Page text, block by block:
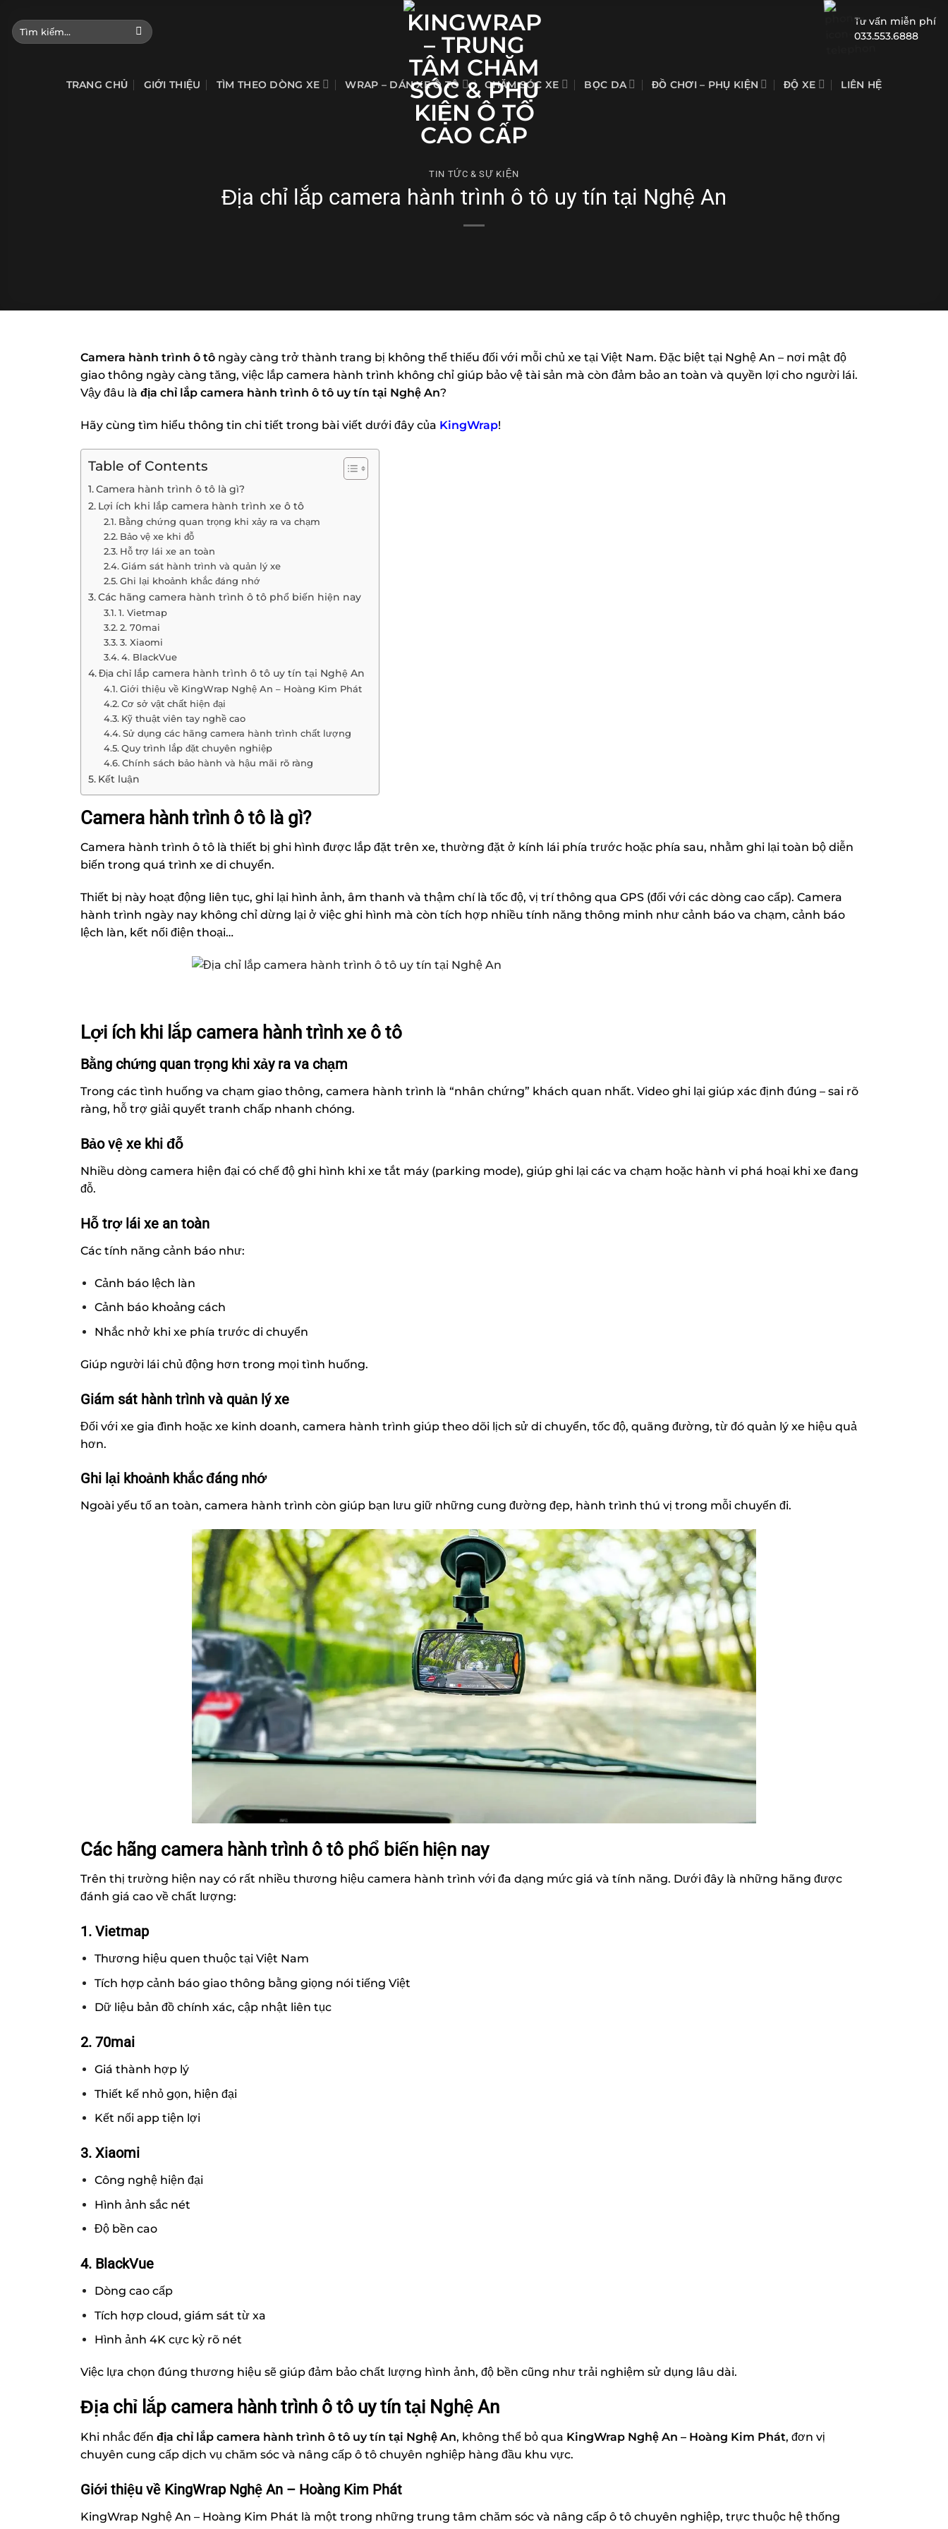
qua
nội
Tìm
kiếm:
Tư vấn miễn phí
033.553.6888
TRANG CHỦ GIỚI THIỆU TÌM THEO DÒNG XE WRAP – DÁN XE Ô TÔ CHĂM SÓC XE BỌC DA ĐỒ CHƠI – PHỤ KIỆN ĐỘ XE LIÊN HỆ
TIN TỨC & SỰ KIỆN
Địa chỉ lắp camera hành trình ô tô uy tín tại Nghệ An
Camera hành trình ô tôngày càng trở thành trang bị không thể thiếu đối với mỗi chủ xe tại Việt Nam. Đặc biệt tại Nghệ An – nơi mật độ
giao thông ngày càng tăng, việc lắp camera hành trình không chỉ giúp bảo vệ tài sản mà còn đảm bảo an toàn và quyền lợi cho người lái.
Vậy đâu là địa chỉ lắp camera hành trình ô tô uy tín tại Nghệ An?
Hãy cùng tìm hiểu thông tin chi tiết trong bài viết dưới đây của KingWrap!
Table of Contents
Camera hành trình ô tô là gì?
Lợi ích khi lắp camera hành trình xe ô tô
Bằng chứng quan trọng khi xảy ra va chạm
Bảo vệ xe khi đỗ
Hỗ trợ lái xe an toàn
Giám sát hành trình và quản lý xe
Ghi lại khoảnh khắc đáng nhớ
Các hãng camera hành trình ô tô phổ biến hiện nay
1. Vietmap
2. 70mai
3. Xiaomi
4. BlackVue
Địa chỉ lắp camera hành trình ô tô uy tín tại Nghệ An
Giới thiệu về KingWrap Nghệ An – Hoàng Kim Phát
Cơ sở vật chất hiện đại
Kỹ thuật viên tay nghề cao
Sử dụng các hãng camera hành trình chất lượng
Quy trình lắp đặt chuyên nghiệp
Chính sách bảo hành và hậu mãi rõ ràng
Kết luận
Camera hành trình ô tô là gì?
Camera hành trình ô tô là thiết bị ghi hình được lắp đặt trên xe, thường đặt ở kính lái phía trước hoặc phía sau, nhằm ghi lại toàn bộ diễn
biến trong quá trình xe di chuyển.
Thiết bị này hoạt động liên tục, ghi lại hình ảnh, âm thanh và thậm chí là tốc độ, vị trí thông qua GPS (đối với các dòng cao cấp). Camera
hành trình ngày nay không chỉ dừng lại ở việc ghi hình mà còn tích hợp nhiều tính năng thông minh như cảnh báo va chạm, cảnh báo
lệch làn, kết nối điện thoại…
Lợi ích khi lắp camera hành trình xe ô tô
Bằng chứng quan trọng khi xảy ra va chạm
Trong các tình huống va chạm giao thông, camera hành trình là “nhân chứng” khách quan nhất. Video ghi lại giúp xác định đúng – sai rõ
ràng, hỗ trợ giải quyết tranh chấp nhanh chóng.
Bảo vệ xe khi đỗ
Nhiều dòng camera hiện đại có chế độ ghi hình khi xe tắt máy (parking mode), giúp ghi lại các va chạm hoặc hành vi phá hoại khi xe đang
đỗ.
Hỗ trợ lái xe an toàn
Các tính năng cảnh báo như:
Cảnh báo lệch làn
Cảnh báo khoảng cách
Nhắc nhở khi xe phía trước di chuyển
Giúp người lái chủ động hơn trong mọi tình huống.
Giám sát hành trình và quản lý xe
Đối với xe gia đình hoặc xe kinh doanh, camera hành trình giúp theo dõi lịch sử di chuyển, tốc độ, quãng đường, từ đó quản lý xe hiệu quả
hơn.
Ghi lại khoảnh khắc đáng nhớ
Ngoài yếu tố an toàn, camera hành trình còn giúp bạn lưu giữ những cung đường đẹp, hành trình thú vị trong mỗi chuyến đi.
Các hãng camera hành trình ô tô phổ biến hiện nay
Trên thị trường hiện nay có rất nhiều thương hiệu camera hành trình với đa dạng mức giá và tính năng. Dưới đây là những hãng được
đánh giá cao về chất lượng:
1. Vietmap
Thương hiệu quen thuộc tại Việt Nam
Tích hợp cảnh báo giao thông bằng giọng nói tiếng Việt
Dữ liệu bản đồ chính xác, cập nhật liên tục
2. 70mai
Giá thành hợp lý
Thiết kế nhỏ gọn, hiện đại
Kết nối app tiện lợi
3. Xiaomi
Công nghệ hiện đại
Hình ảnh sắc nét
Độ bền cao
4. BlackVue
Dòng cao cấp
Tích hợp cloud, giám sát từ xa
Hình ảnh 4K cực kỳ rõ nét
Việc lựa chọn đúng thương hiệu sẽ giúp đảm bảo chất lượng hình ảnh, độ bền cũng như trải nghiệm sử dụng lâu dài.
Địa chỉ lắp camera hành trình ô tô uy tín tại Nghệ An
Khi nhắc đến địa chỉ lắp camera hành trình ô tô uy tín tại Nghệ An, không thể bỏ qua KingWrap Nghệ An – Hoàng Kim Phát, đơn vị
chuyên cung cấp dịch vụ chăm sóc và nâng cấp ô tô chuyên nghiệp hàng đầu khu vực.
Giới thiệu về KingWrap Nghệ An – Hoàng Kim Phát
KingWrap Nghệ An – Hoàng Kim Phát là một trong những trung tâm chăm sóc và nâng cấp ô tô chuyên nghiệp, trực thuộc hệ thống